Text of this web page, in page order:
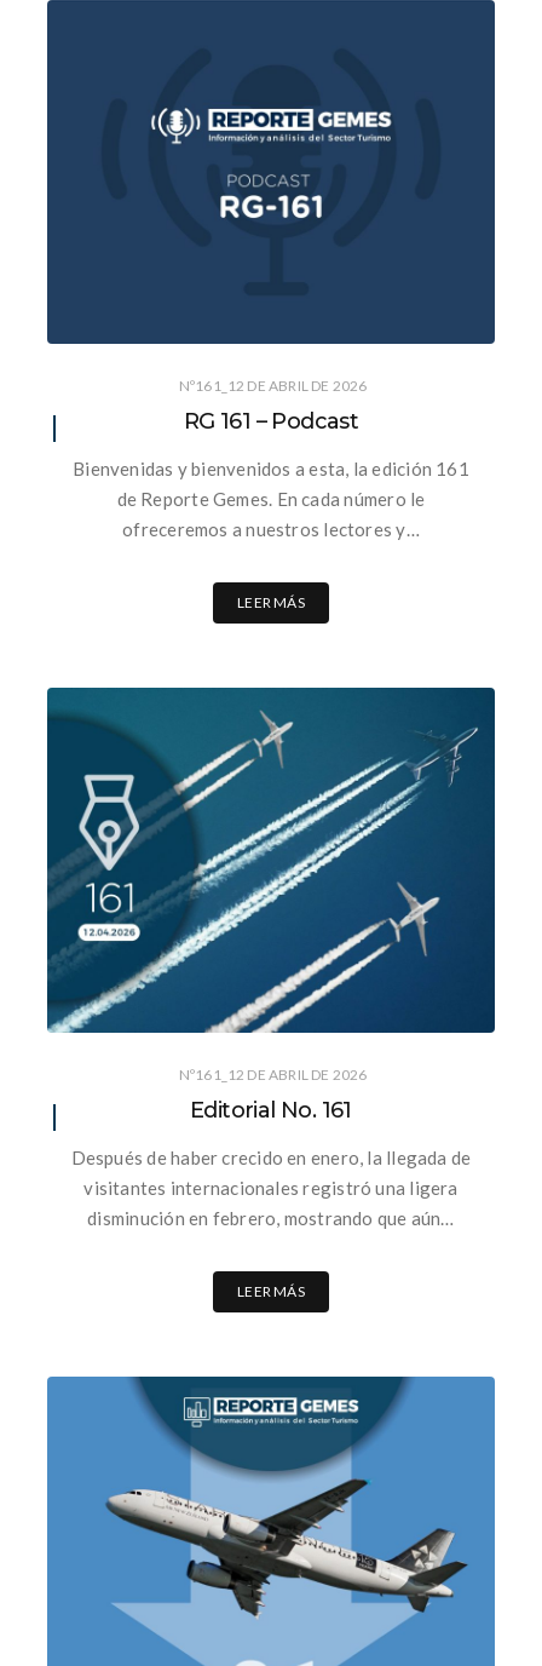
Nº161_12 DE ABRIL DE 2026
RG 161 – Podcast
Bienvenidas y bienvenidos a esta, la edición 161
de Reporte Gemes. En cada número le
ofreceremos a nuestros lectores y…
LEER MÁS
Nº161_12 DE ABRIL DE 2026
Editorial No. 161
Después de haber crecido en enero, la llegada de
visitantes internacionales registró una ligera
disminución en febrero, mostrando que aún…
LEER MÁS